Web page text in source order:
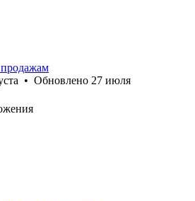
• Обновлено 27 июля